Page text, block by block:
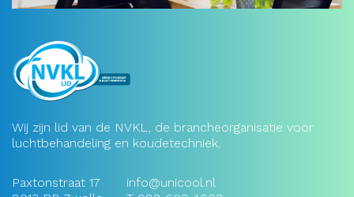
Wij zijn lid van de NVKL, de brancheorganisatie voor
luchtbehandeling en koudetechniek.
Paxtonstraat 17
info@unicool.nl